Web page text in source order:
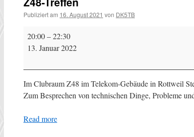
Publiziert am 16. August 2021 von DK5TB
Z48-
Treffen
20:00–22:30
13. Januar 2022
Im Clubraum Z48 im Telekom-Gebäude in Rottweil
Zum Besprechen von technischen Dinge, Probleme
Read more